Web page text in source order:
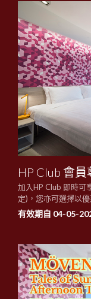
HP Club 會
加入HP Club 即時可
定)，您亦可選擇以
有效期自 04-05-